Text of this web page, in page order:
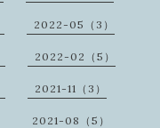
2022-05（3）
2022-02（5）
2021-11（3）
2021-08（5）